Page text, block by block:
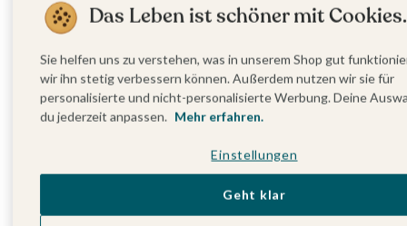
Dankeskarten Geburtstag
Fotobuch Geburtstag
Einladungskarten Kindergeburtstag
Kindergeburtstag Jungen
Kindergeburtstag Mädchen
Kindergeburtstag Unisex
Einladungskarten 1. Geburtstag
Fotobücher
Das Leben ist schöner mit Cookies.
Sie helfen uns zu verstehen, was in unserem Shop gut
wir ihn stetig verbessern können. Außerdem nutzen wir sie für
personalisierte und nicht-personalisierte Werbung. Deine
du jederzeit anpassen. Mehr erfahren.
Einstellungen
Geht klar